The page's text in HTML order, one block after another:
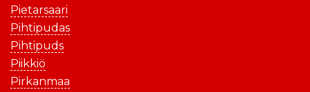
Pietarsaari
Pihtipudas
Pihtipuds
Piikkiö
Pirkanmaa